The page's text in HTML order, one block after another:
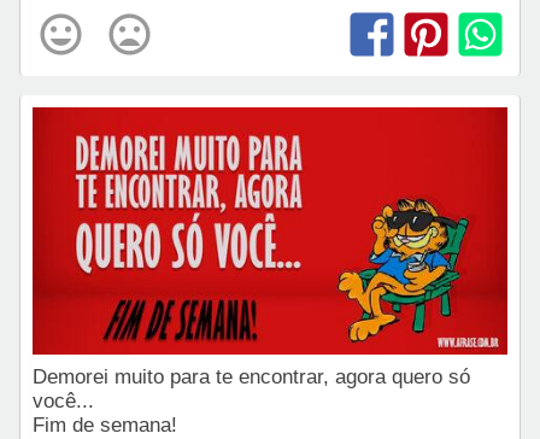
Demorei muito para te encontrar, agora quero só
você...
Fim de semana!